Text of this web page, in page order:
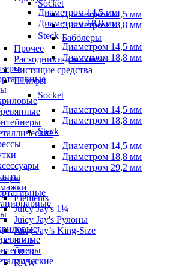
Socket
Диаметром 14,5 мм
Диаметром 18,8 мм
Steck
Диаметром 14,5 мм
Диаметром 18,8 мм
Elements
Juicy Jay's 1¼
Juicy Jay's Рулоны
Juicy Jay’s King-Size
KZR
OCB
RAW
Диаметром 14,5 мм
Диаметром 18,8 мм
Бабблеры
Прочее
Расходники для бонга
Чистящие средства
Шлифы
Socket
Диаметром 14,5 мм
Диаметром 18,8 мм
Steck
Диаметром 14,5 мм
Диаметром 18,8 мм
Диаметром 29,2 мм